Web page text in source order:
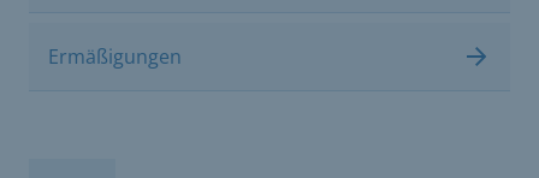
Ermäßigungen